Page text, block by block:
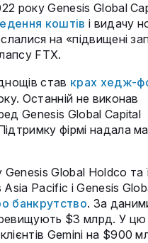
року Genesis Global
коштів і видачу
на «підвищені
FTX.
став крах хедж-
Останній не виконав
Genesis Global Capital
фірмі надала
Genesis Global Holdco та
Asia Pacific і Genesis
банкрутство. За
$3 млрд. У
Gemini на $900